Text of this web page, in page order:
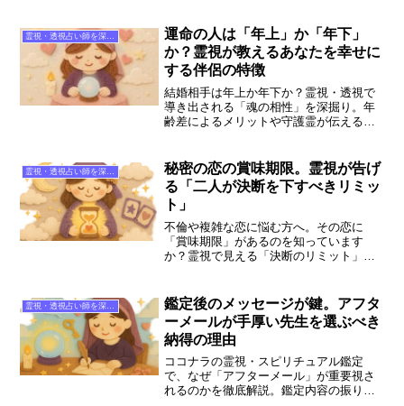
めの占い師も紹介。安心して相談するた
めのガイドです。
霊視・透視占い師を深掘り
運命の人は「年上」か「年下」
か？霊視が教えるあなたを幸せに
する伴侶の特徴
結婚相手は年上か年下か？霊視・透視で
導き出される「魂の相性」を深掘り。年
齢差によるメリットや守護霊が伝えるメ
たの幸せな未来への第一歩に。
秘密の恋の賞味期限。霊視が告げ
る「二人が決断を下すべきリミッ
ト」
不倫や複雑な恋に悩む方へ。その恋に
「賞味期限」があるのを知っています
か？霊視で見える「決断のリミット」や
鑑定師toraramaro先生など、信頼できる
占い師も紹介します。
鑑定後のメッセージが鍵。アフタ
ーメールが手厚い先生を選ぶべき
納得の理由
ココナラの霊視・スピリチュアル鑑定
で、なぜ「アフターメール」が重要視さ
れるのかを徹底解説。鑑定内容の振り返